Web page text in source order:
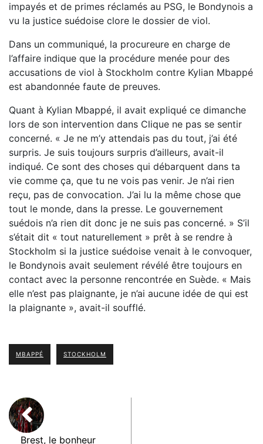
impayés et de primes réclamés au PSG, le Bondynois a
vu la justice suédoise clore le dossier de viol.
Dans un communiqué, la procureure en charge de
l’affaire indique que la procédure menée pour des
accusations de viol à Stockholm contre Kylian Mbappé
est abandonnée faute de preuves.
Quant à Kylian Mbappé, il avait expliqué ce dimanche
lors de son intervention dans Clique ne pas se sentir
concerné. « Je ne m’y attendais pas du tout, j’ai été
surpris. Je suis toujours surpris d’ailleurs, avait-il
indiqué. Ce sont des choses qui débarquent dans ta
vie comme ça, que tu ne vois pas venir. Je n’ai rien
reçu, pas de convocation. J’ai lu la même chose que
tout le monde, dans la presse. Le gouvernement
suédois n’a rien dit donc je ne suis pas concerné. » S’il
s’était dit « tout naturellement » prêt à se rendre à
Stockholm si la justice suédoise venait à le convoquer,
le Bondynois avait seulement révélé être toujours en
contact avec la personne rencontrée en Suède. « Mais
elle n’est pas plaignante, je n’ai aucune idée de qui est
la plaignante », avait-il soufflé.
MBAPPÉ STOCKHOLM
Brest, le bonheur